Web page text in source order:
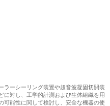
ラーシーリング装置や超音波凝固切開装
に対し、工学的計測および生体組織を用
可能性に関して検討し、安全な機器の使